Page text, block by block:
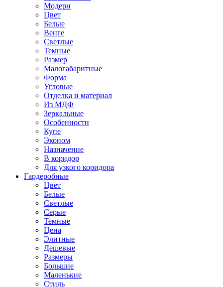
Модерн
Цвет
Белые
Венге
Светлые
Темные
Размер
Малогабаритные
Форма
Угловые
Отделка и материал
Из МДФ
Зеркальные
Особенности
Купе
Эконом
Назначение
В коридор
Для узкого коридора
Гардеробные
Цвет
Белые
Светлые
Серые
Темные
Цена
Элитные
Дешевые
Размеры
Большие
Маленькие
Стиль